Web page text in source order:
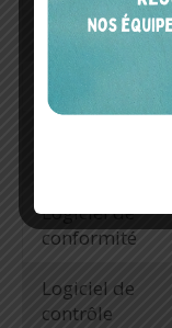
Alimentation
Logiciel de
conformité
Logiciel de
contrôle